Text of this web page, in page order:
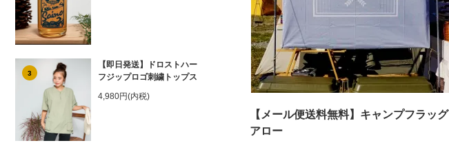
3
【即日発送】ドロストハー
フジップロゴ刺繍トップス
4,980円(内税)
【メール便送料無料】キャンプフラッグ
アロー